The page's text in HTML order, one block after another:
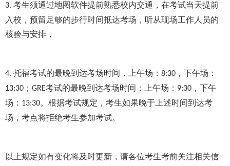
3. 考生须通过地图软件提前熟悉校内交通，在考试当天提前
入校，预留足够的步行时间抵达考场，听从现场工作人员的
核验与安排，
4. 托福考试的最晚到达考场时间，上午场： 8:30 ，下午场：
13:30 ； GRE考试的最晚到达考场时间：上午场： 9:30 ，下午
场： 13:30。根据考试规定，考生如果晚于上述时间到达考
场，考点将拒绝考生参加考试。
以上规定如有变化将及时更新，请各位考生考前关注相关信